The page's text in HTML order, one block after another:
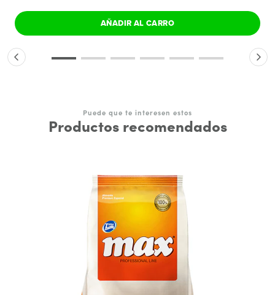
AÑADIR AL CARRO
Puede que te interesen estos
Productos recomendados